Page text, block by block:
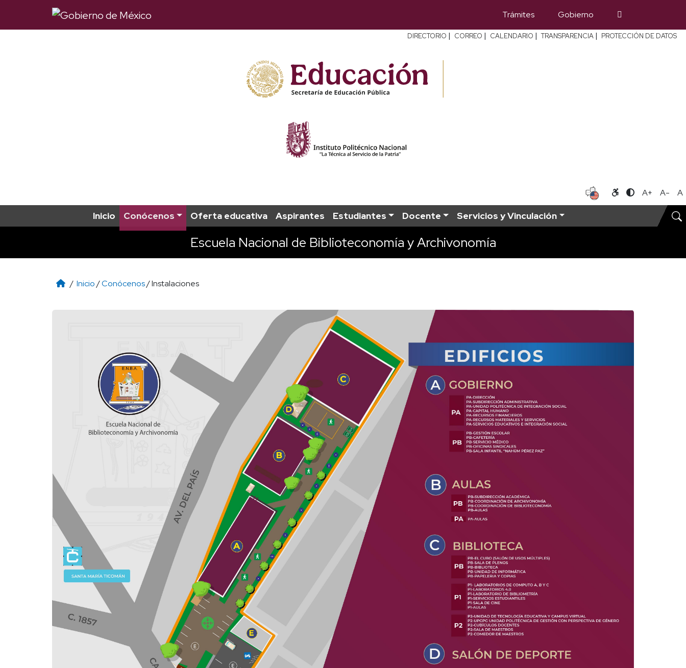
Trámites Gobierno
DIRECTORIO | CORREO | CALENDARIO | TRANSPARENCIA | PROTECCIÓN DE DATOS
A+ A- A
Inicio Conócenos Oferta educativa Aspirantes Estudiantes Docente Servicios y Vinculación
Escuela Nacional de Biblioteconomía y Archivonomía
/ Inicio/Conócenos/ Instalaciones